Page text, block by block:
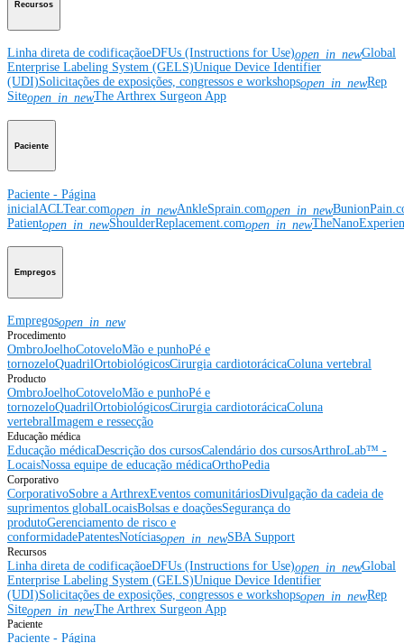
Recursos
Linha direta de codificaçãoeDFUs (Instructions for Use)open_in_newGlobal
Enterprise Labeling System (GELS)Unique Device Identifier
(UDI)Solicitações de exposições, congressos e workshopsopen_in_newRep
Siteopen_in_newThe Arthrex Surgeon App
Paciente
Paciente - Página
inicial ACLTear.comopen_in_newAnkleSprain.comopen_in_new
Patientopen_in_newShoulderReplacement.comopen_in_new
Empregos
Empregosopen_in_new
Procedimento
OmbroJoelhoCotoveloMão e punhoPé e
tornozeloQuadrilOrtobiológicosCirurgia cardiotorácicaColuna vertebral
Producto
OmbroJoelhoCotoveloMão e punhoPé e
tornozeloQuadrilOrtobiológicosCirurgia cardiotorácicaColuna
vertebralImagem e ressecção
Educação médica
Educação médicaDescrição dos cursosCalendário dos cursosArthroLab™ -
LocaisNossa equipe de educação médicaOrthoPedia
Corporativo
CorporativoSobre a ArthrexEventos comunitáriosDivulgação da cadeia de
suprimentos globalLocaisBolsas e doaçõesSegurança do
produtoGerenciamento de risco e
conformidadePatentesNotíciasopen_in_newSBA Support
Recursos
Linha direta de codificaçãoeDFUs (Instructions for Use)open_in_newGlobal
Enterprise Labeling System (GELS)Unique Device Identifier
(UDI)Solicitações de exposições, congressos e workshopsopen_in_newRep
Siteopen_in_newThe Arthrex Surgeon App
Paciente
Paciente - Página